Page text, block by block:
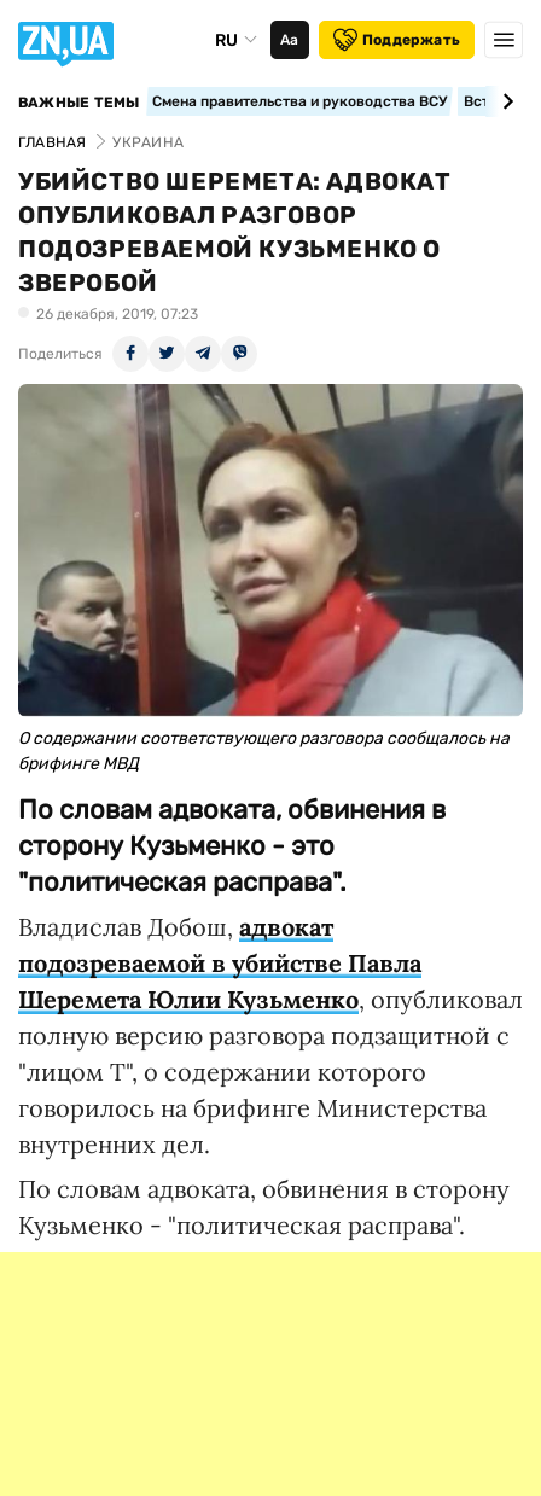
RU Аа Поддержать
ВАЖНЫЕ ТЕМЫ Смена правительства и руководства ВСУ
ГЛАВНАЯ УКРАИНА
УБИЙСТВО ШЕРЕМЕТА: АДВОКАТ
ОПУБЛИКОВАЛ РАЗГОВОР
ПОДОЗРЕВАЕМОЙ КУЗЬМЕНКО О
ЗВЕРОБОЙ
26 декабря, 2019, 07:23
Поделиться
О содержании соответствующего разговора сообщалось на
брифинге МВД
По словам адвоката, обвинения в
сторону Кузьменко - это
"политическая расправа".
Владислав Добош, адвокат
подозреваемой в убийстве Павла
Шеремета Юлии Кузьменко, опубликовал
полную версию разговора подзащитной с
"лицом Т", о содержании которого
говорилось на брифинге Министерства
внутренних дел.
По словам адвоката, обвинения в сторону
Кузьменко - "политическая расправа".